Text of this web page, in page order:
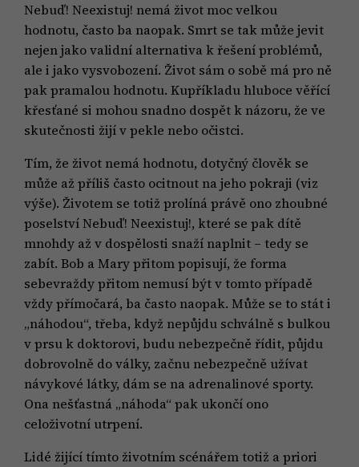
Nebuď! Neexistuj! nemá život moc velkou
hodnotu, často ba naopak. Smrt se tak může jevit
nejen jako validní alternativa k řešení problémů,
ale i jako vysvobození. Život sám o sobě má pro ně
pak pramalou hodnotu. Kupříkladu hluboce věřící
křesťané si mohou snadno dospět k názoru, že ve
skutečnosti žijí v pekle nebo očistci.
Tím, že život nemá hodnotu, dotyčný člověk se
může až příliš často ocitnout na jeho pokraji (viz
výše). Životem se totiž prolíná právě ono zhoubné
poselství Nebuď! Neexistuj!, které se pak dítě
mnohdy až v dospělosti snaží naplnit – tedy se
zabít. Bob a Mary přitom popisují, že forma
sebevraždy přitom nemusí být v tomto případě
vždy přímočará, ba často naopak. Může se to stát i
„náhodou“, třeba, když nepůjdu schválně s bulkou
v prsu k doktorovi, budu nebezpečně řídit, půjdu
dobrovolně do války, začnu nebezpečně užívat
návykové látky, dám se na adrenalinové sporty.
Ona nešťastná „náhoda“ pak ukončí ono
celoživotní utrpení.
Lidé žijící tímto životním scénářem totiž a priori